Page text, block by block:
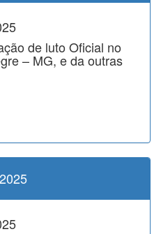
de luto Oficial no
– MG, e da outras